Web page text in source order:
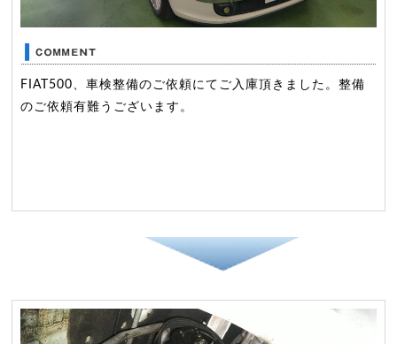
FIAT500、車検整備のご依頼にてご入庫頂きました。整備
のご依頼有難うございます。